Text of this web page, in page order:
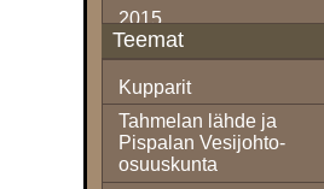
2015
2016
Videot
Kuvat1
Artikkelit
Teemat
Kupparit
Tahmelan lähde ja
Pispalan Vesijohto-
osuuskunta
31Karppi, Salo ja
Halmetoja